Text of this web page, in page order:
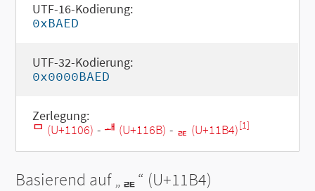
UTF-16-Kodierung:
0xBAED
UTF-32-Kodierung:
0x0000BAED
Zerlegung:
ᄆ (U+1106) - ᅫ (U+116B) - ᆴ (U+11B4)[1]
Basierend auf „ᆴ“ (U+11B4)